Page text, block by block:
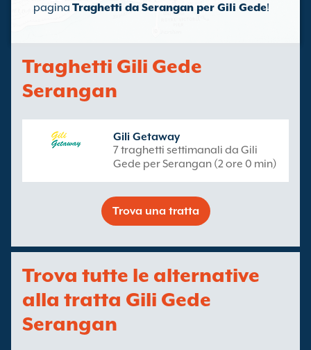
pagina Traghetti da Serangan per Gili Gede!
Traghetti Gili Gede
Serangan
Gili Getaway
7 traghetti settimanali da Gili
Gede per Serangan (2 ore 0 min)
Trova una tratta
Trova tutte le alternative
alla tratta Gili Gede
Serangan